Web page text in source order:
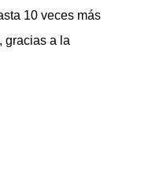
10 veces más
gracias a la